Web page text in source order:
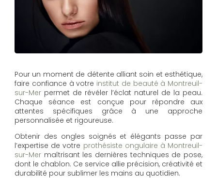
Pour un moment de détente alliant soin et esthétique,
faire confiance à votre institut de beauté à Montreuil-
sur-Mer permet de révéler l’éclat naturel de la peau.
Chaque séance est conçue pour répondre aux
attentes spécifiques grâce à une approche
personnalisée et rigoureuse.
Obtenir des ongles soignés et élégants passe par
l’expertise de votre prothésiste ongulaire à Montreuil-
sur-Mer maîtrisant les dernières techniques de pose,
dont le chablon. Ce service allie précision, créativité et
durabilité pour sublimer les mains au quotidien.